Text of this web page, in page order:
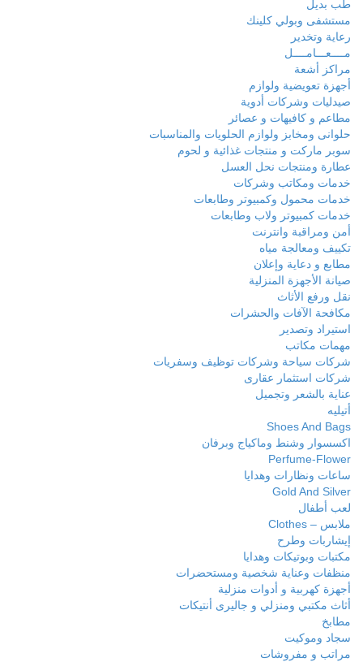
طب بديل
مستشفى وبولي كلينك
رعاية وتخدير
مــــعـــامــــل
مراكز أشعة
أجهزة تعويضية ولوازم
صيدليات وشركات أدوية
مطاعم و كافيهات و عصائر
حلوانى ومخابز ولوازم الحلويات والمناسبات
سوبر ماركت و منتجات غذائية و لحوم
عطارة ومنتجات نحل العسل
خدمات ومكاتب وشركات
خدمات محمول وكمبيوتر وطابعات
خدمات كمبيوتر ولاب وطابعات
أمن ومراقبة وانترنت
تكييف ومعالجة مياه
مطابع و دعاية وإعلان
صيانة الأجهزة المنزلية
نقل ورفع الأثاث
مكافحة الآفات والحشرات
استيراد وتصدير
مهمات مكاتب
شركات سياحة وشركات توظيف وسفريات
شركات استثمار عقارى
عناية بالشعر وتجميل
أتيليه
Shoes And Bags
اكسسوار وشنط وماكياج وبرفان
Perfume-Flower
ساعات ونظارات وهدايا
Gold And Silver
لعب أطفال
ملابس – Clothes
إيشاربات وطرح
مكتبات وبوتيكات وهدايا
منظفات وعناية شخصية ومستحضرات
أجهزة كهربية و أدوات منزلية
أثاث مكتبي ومنزلي و جاليرى أنتيكات
مطابخ
سجاد وموكيت
مراتب و مفروشات